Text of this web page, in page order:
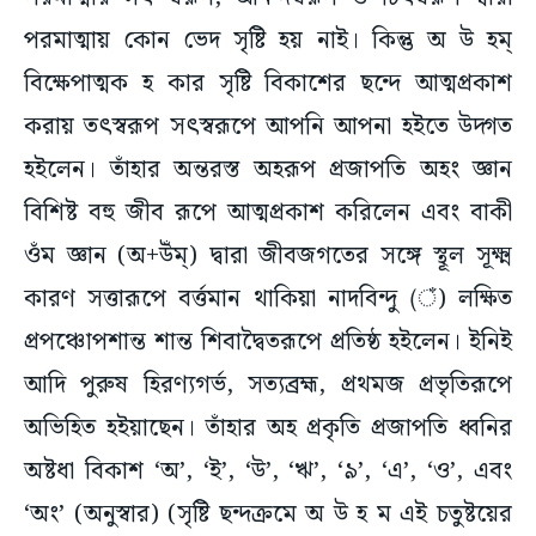
পরমাত্মায় কোন ভেদ সৃষ্টি হয় নাই। কিন্তু অ উ হম্‌
বিক্ষেপাত্মক হ কার সৃষ্টি বিকাশের ছন্দে আত্মপ্রকাশ
করায় তৎস্বরূপ সৎস্বরূপে আপনি আপনা হইতে উদ্গত
হইলেন। তাঁহার অন্তরস্ত অহরূপ প্রজাপতি অহং জ্ঞান
বিশিষ্ট বহু জীব রূপে আত্মপ্রকাশ করিলেন এবং বাকী
ওঁম জ্ঞান (অ+উঁম্‌) দ্বারা জীবজগতের সঙ্গে স্থূল সূক্ষ্ম
কারণ সত্তারূপে বর্ত্তমান থাকিয়া নাদবিন্দু (ঁ) লক্ষিত
প্রপঞ্চোপশান্ত শান্ত শিবাদ্বৈতরূপে প্রতিষ্ঠ হইলেন। ইনিই
আদি পুরুষ হিরণ্যগর্ভ, সত্যব্রহ্ম, প্রথমজ প্রভৃতিরূপে
অভিহিত হইয়াছেন। তাঁহার অহ প্রকৃতি প্রজাপতি ধ্বনির
অষ্টধা বিকাশ ‘অ’, ‘ই’, ‘উ’, ‘ঋ’, ‘৯’, ‘এ’, ‘ও’, এবং
‘অং’ (অনুস্বার) (সৃষ্টি ছন্দক্রমে অ উ হ ম এই চতুষ্টয়ের